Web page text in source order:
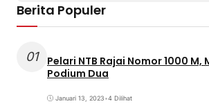
Berita Populer
01
Pelari NTB Rajai Nomor 1000
Podium Dua
Januari 13, 2023•4 Dilihat